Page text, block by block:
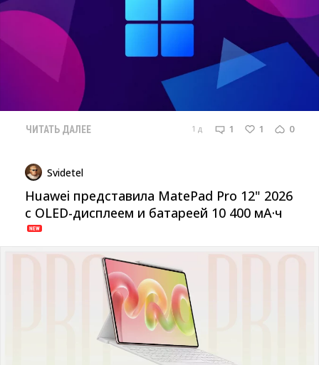
ЧИТАТЬ ДАЛЕЕ 1 д 1 1 0
Svidetel
Huawei представила MatePad Pro 12" 2026
с OLED-дисплеем и батареей 10 400 мА·ч